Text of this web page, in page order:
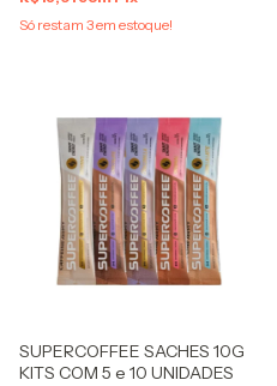
Só restam 3em estoque!
SUPERCOFFEE SACHES 10G
KITS COM 5 e 10 UNIDADES